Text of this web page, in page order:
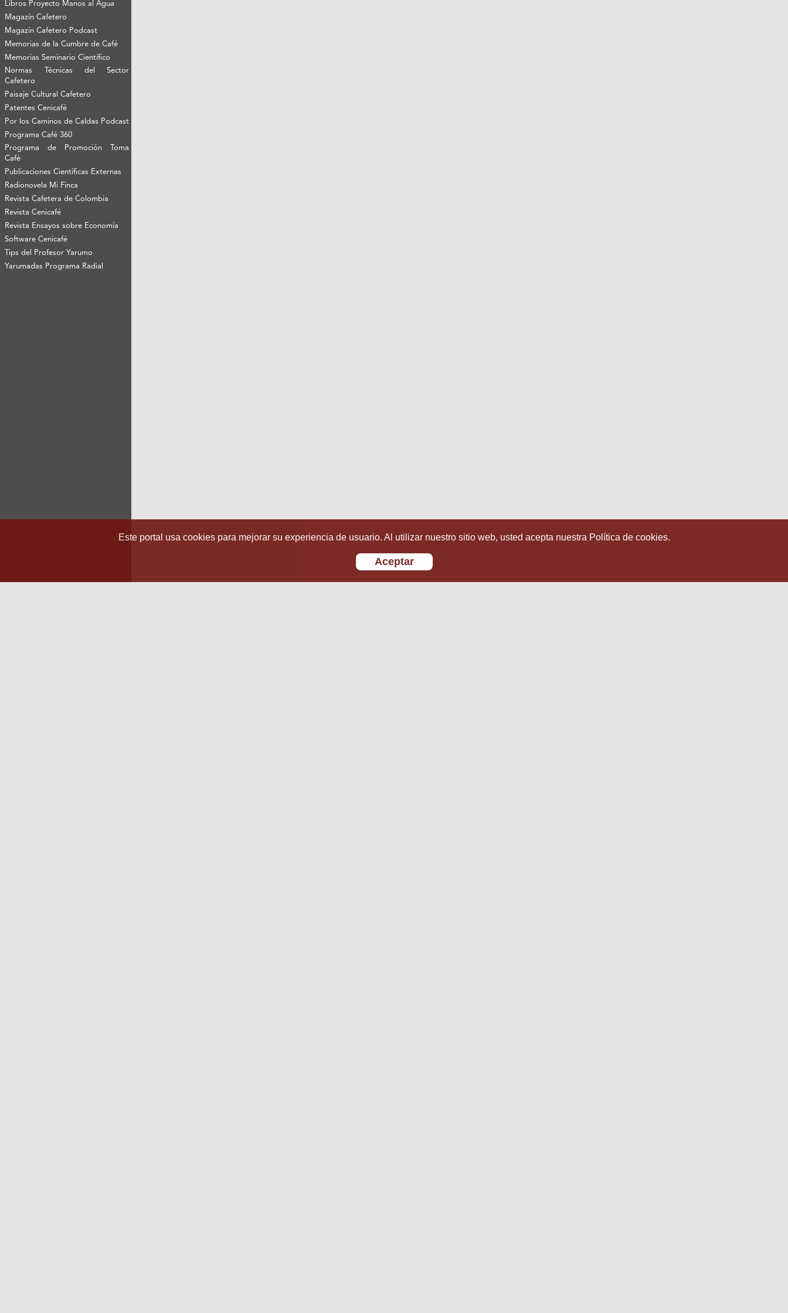
Libros Proyecto Manos al Agua
Magazín Cafetero
Magazín Cafetero Podcast
Memorias de la Cumbre de Café
Memorias Seminario Científico
Normas Técnicas del Sector
Cafetero
Paisaje Cultural Cafetero
Patentes Cenicafé
Por los Caminos de Caldas Podcast
Programa Café 360
Programa de Promoción Toma
Café
Publicaciones Científicas Externas
Radionovela Mi Finca
Revista Cafetera de Colombia
Revista Cenicafé
Revista Ensayos sobre Economía
Software Cenicafé
Tips del Profesor Yarumo
Yarumadas Programa Radial
Este portal usa cookies para mejorar su experiencia de usuario. Al utilizar nuestro sitio web, usted acepta nuestra Política de cookies.
Aceptar